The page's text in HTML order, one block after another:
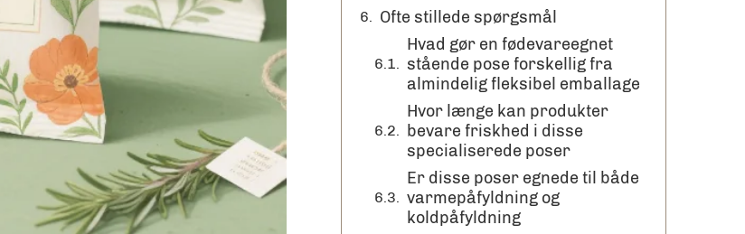
Ofte stillede spørgsmål
Hvad gør en fødevareegnet
stående pose forskellig fra
almindelig fleksibel emballage
Hvor længe kan produkter
bevare friskhed i disse
specialiserede poser
Er disse poser egnede til både
varmepåfyldning og
koldpåfyldning